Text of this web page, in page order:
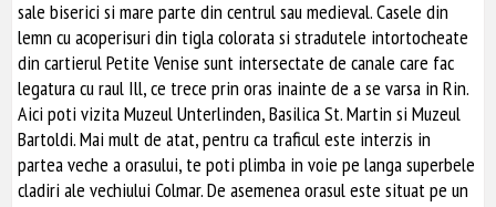
sale biserici si mare parte din centrul sau medieval. Casele din
lemn cu acoperisuri din tigla colorata si stradutele intortocheate
din cartierul Petite Venise sunt intersectate de canale care fac
legatura cu raul Ill, ce trece prin oras inainte de a se varsa in Rin.
Aici poti vizita Muzeul Unterlinden, Basilica St. Martin si Muzeul
Bartoldi. Mai mult de atat, pentru ca traficul este interzis in
partea veche a orasului, te poti plimba in voie pe langa superbele
cladiri ale vechiului Colmar. De asemenea orasul este situat pe un